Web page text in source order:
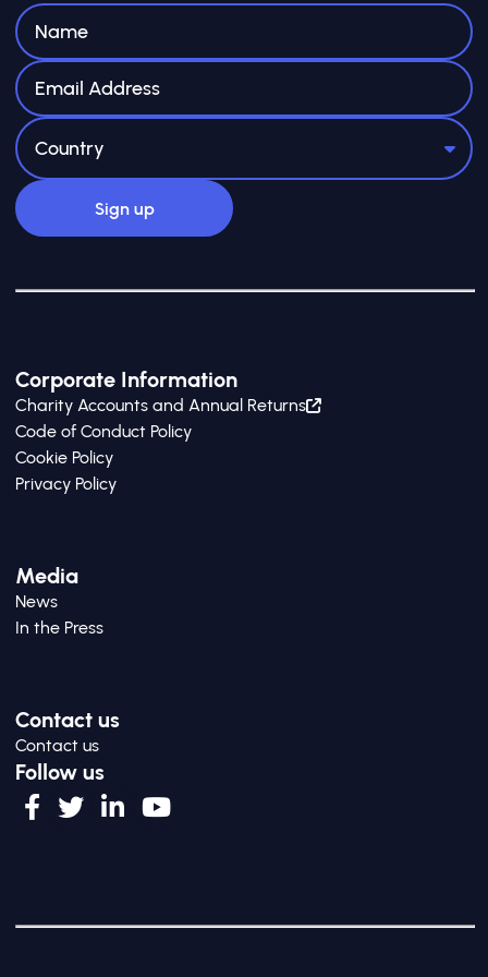
Corporate Information
Charity Accounts and Annual Returns
Code of Conduct Policy
Cookie Policy
Privacy Policy
Media
News
In the Press
Contact us
Contact us
Follow us